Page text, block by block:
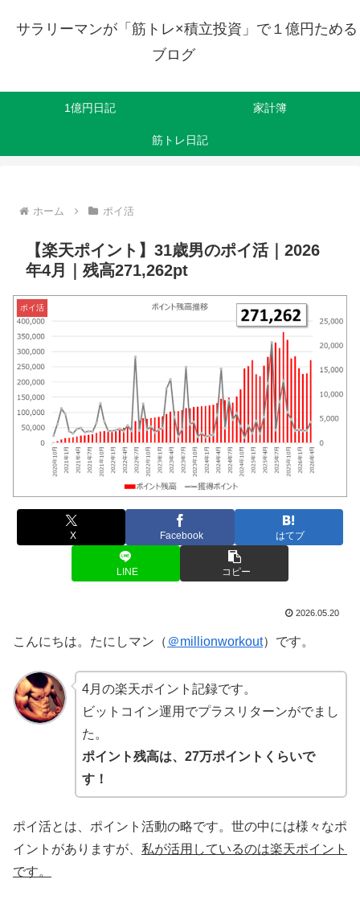
サラリーマンが「筋トレ×積立投資」で１億円ためる
ブログ
1億円日記 家計簿
筋トレ日記
ホーム ポイ活
【楽天ポイント】31歳男のポイ活｜2026
年4月｜残高271,262pt
ポイ活
X Facebook はてブ
LINE コピー
2026.05.20
こんにちは。たにしマン（ ＠millionworkout）です。
4月の楽天ポイント記録です。
ビットコイン運用でプラスリターンがでまし
た。
ポイント残高は、27万ポイントくらいで
す！
ポイ活とは、ポイント活動の略です。世の中には様々なポ
イントがありますが、 私が活用しているのは楽天ポイント
です。